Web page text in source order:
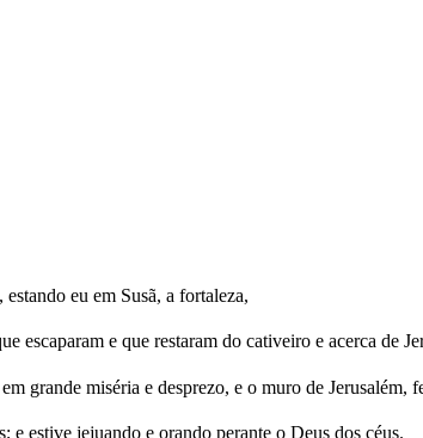
eu em Susã, a fortaleza,
escaparam e que restaram do cativeiro e acerca de
grande miséria e desprezo, e o muro de Jerusalém,
e estive jejuando e orando perante o Deus dos céus.